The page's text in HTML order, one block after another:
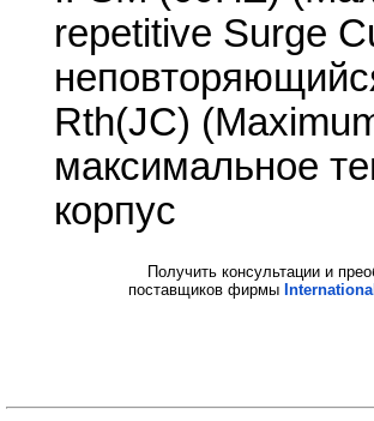
repetitive Surge
Rth(JC)
максимальное
корпус
Получить консультации и
поставщиков фирмы